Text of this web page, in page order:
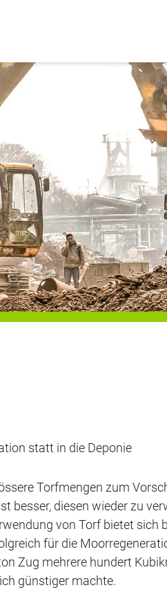
statt in die Deponie
Torfmengen zum
diesen wieder zu
von Torf bietet sich
für die
Zug mehrere hundert
günstiger machte.